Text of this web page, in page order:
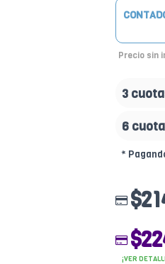
Precio sin
3
6
*
¡VER